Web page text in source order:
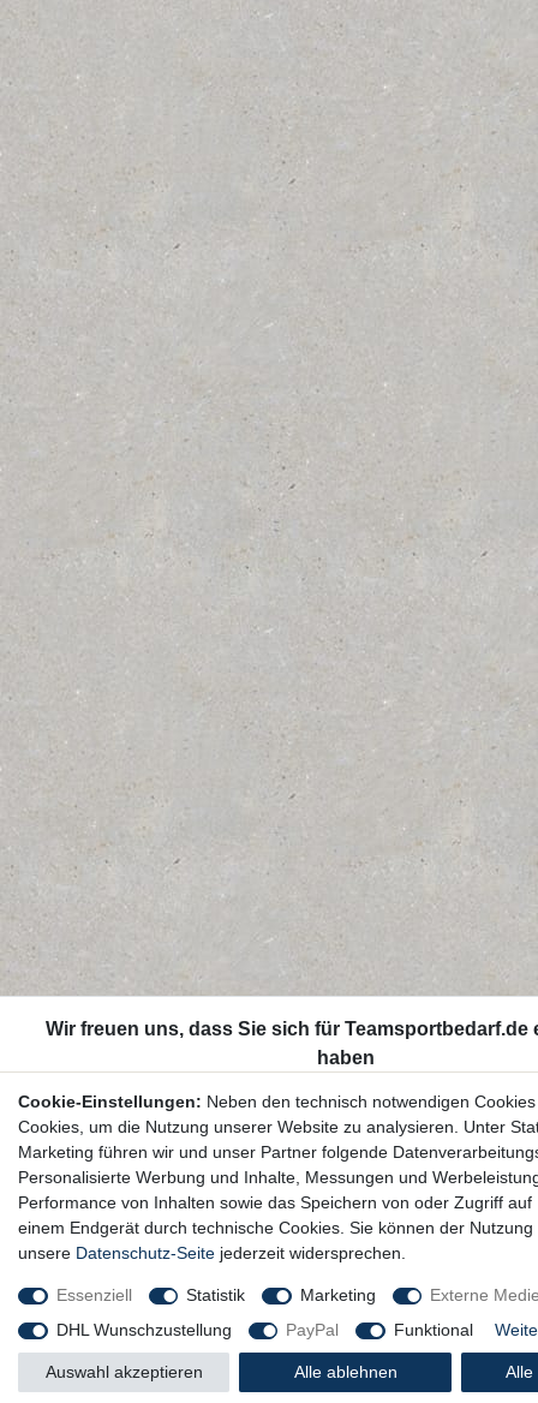
Cookie-Einstellungen: Neben den technisch notwendigen
Cookies, um die Nutzung unserer Website zu analysieren. Unter
Marketing führen wir und unser Partner folgende
Personalisierte Werbung und Inhalte, Messungen und
Performance von Inhalten sowie das Speichern von oder Zugriff
einem Endgerät durch technische Cookies. Sie können der
unsere Datenschutz-Seite jederzeit widersprechen.
Essenziell Statistik Marketing
Externe
DHL Wunschzustellung
PayPal Funktional
Alle
Alle ablehnen
Auswahl akzeptieren